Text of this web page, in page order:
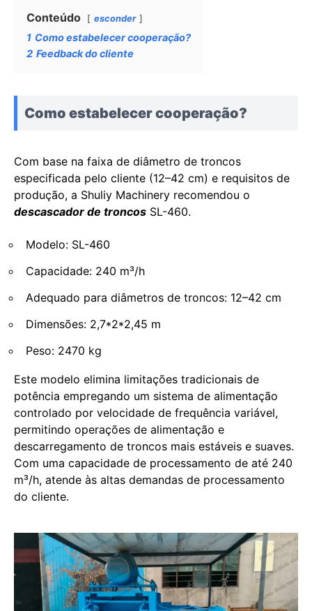
Conteúdo esconder
1 Como estabelecer cooperação?
2 Feedback do cliente
Como estabelecer cooperação?
Com base na faixa de diâmetro de troncos
especificada pelo cliente (12–42 cm) e requisitos de
produção, a Shuliy Machinery recomendou o
descascador de troncos SL-460.
Modelo: SL-460
Capacidade: 240 m³/h
Adequado para diâmetros de troncos: 12–42 cm
Dimensões: 2,7*2*2,45 m
Peso: 2470 kg
Este modelo elimina limitações tradicionais de
potência empregando um sistema de alimentação
controlado por velocidade de frequência variável,
permitindo operações de alimentação e
descarregamento de troncos mais estáveis e suaves.
Com uma capacidade de processamento de até 240
m³/h, atende às altas demandas de processamento
do cliente.